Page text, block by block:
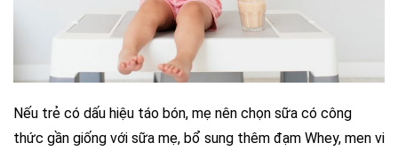
Nếu trẻ có dấu hiệu táo bón, mẹ nên chọn sữa có công
thức gần giống với sữa mẹ, bổ sung thêm đạm Whey, men vi